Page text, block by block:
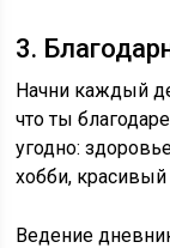
3.
Начни каждый
что ты
угодно:
хобби, красивый
Ведение